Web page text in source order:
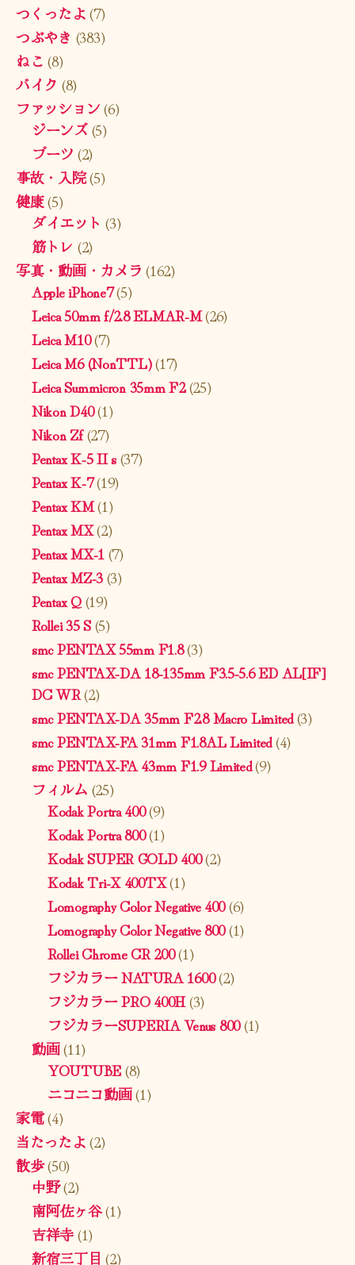
つくったよ(7)
つぶやき (383)
ねこ (8)
バイク (8)
ファッション(6)
ジーンズ(5)
ブーツ (2)
事故・入院(5)
健康(5)
ダイエット (3)
筋トレ (2)
写真・動画・カメラ (162)
Apple iPhone7(5)
Leica 50mm f/2.8 ELMAR-M(26)
Leica M10(7)
Leica M6 (NonTTL)(17)
Leica Summicron 35mm F2(25)
Nikon D40(1)
Nikon Zf(27)
Pentax K-5 II s(37)
Pentax K-7(19)
Pentax KM(1)
Pentax MX(2)
Pentax MX-1 (7)
Pentax MZ-3(3)
Pentax Q(19)
Rollei 35 S(5)
smc PENTAX 55mm F1.8(3)
smc PENTAX-DA 18-135mm F3.5-5.6 ED AL[IF]
DC WR(2)
smc PENTAX-DA 35mm F2.8 Macro Limited(3)
smc PENTAX-FA 31mm F1.8AL Limited(4)
smc PENTAX-FA 43mm F1.9 Limited(9)
フィルム (25)
Kodak Portra 400(9)
Kodak Portra 800(1)
Kodak SUPER GOLD 400(2)
Kodak Tri-X 400TX(1)
Lomography Color Negative 400(6)
Lomography Color Negative 800(1)
Rollei Chrome CR 200(1)
フジカラー NATURA 1600(2)
フジカラー PRO 400H(3)
フジカラーSUPERIA Venus 800(1)
動画(11)
YOUTUBE(8)
ニコニコ動画(1)
家電(4)
当たったよ(2)
散歩(50)
中野(2)
南阿佐ヶ谷(1)
吉祥寺(1)
新宿三丁目 (2)